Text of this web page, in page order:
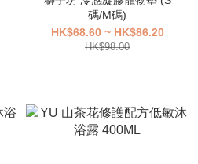
碼/M碼)
HK$68.60 ~ HK$86.20
HK$98.00